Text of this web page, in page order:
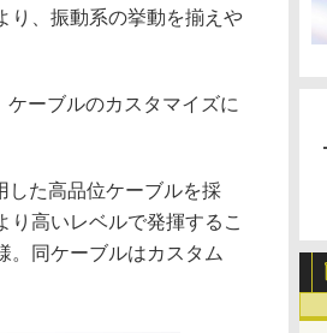
り、振動系の挙動を揃えや
ーブルのカスタマイズに
した高品位ケーブルを採
り高いレベルで発揮するこ
。同ケーブルはカスタム